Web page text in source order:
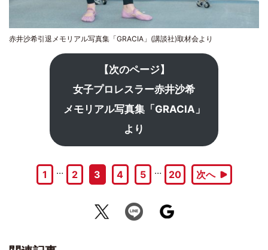
赤井沙希引退メモリアル写真集「GRACIA」(講談社)取材会より
【次のページ】
女子プロレスラー赤井沙希
メモリアル写真集「GRACIA」
より
1 … 2 3 4 5 … 20 次へ